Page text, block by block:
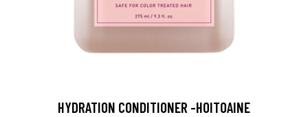
HYDRATION CONDITIONER -HOITOAINE